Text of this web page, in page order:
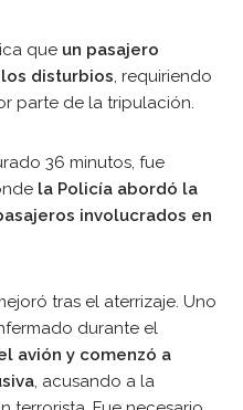
que un pasajero
disturbios, requiriendo
parte de la tripulación.
36 minutos, fue
la Policía abordó la
involucrados en
tras el aterrizaje. Uno
durante el
avión y comenzó a
, acusando a la